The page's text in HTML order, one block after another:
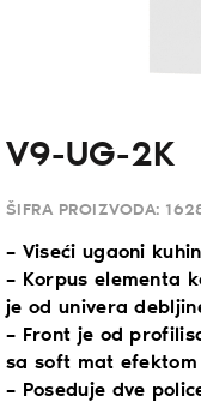
V9-UG-2K
ŠIFRA PROIZVODA:
– Viseći ugaoni
– Korpus elementa
je od univera
– Front je od
sa soft mat
– Poseduje dve